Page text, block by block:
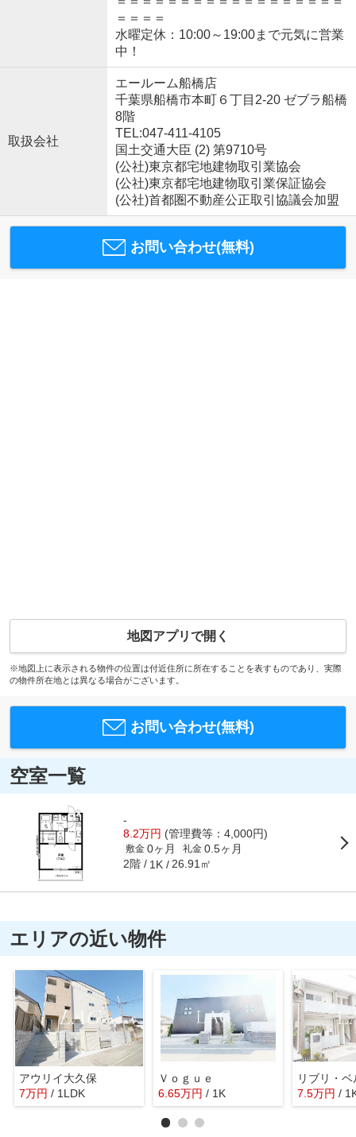
＝＝＝＝
水曜定休：10:00～19:00まで元気に営業
中！
取扱会社
エールーム船橋店
千葉県船橋市本町６丁目2-20 ゼブラ船橋
8階
TEL:047-411-4105
国土交通大臣 (2) 第9710号
(公社)東京都宅地建物取引業協会
(公社)東京都宅地建物取引業保証協会
(公社)首都圏不動産公正取引協議会加盟
お問い合わせ(無料)
地図アプリで開く
※地図上に表示される物件の位置は付近住所に所在することを表すものであり、実際
の物件所在地とは異なる場合がございます。
お問い合わせ(無料)
空室一覧
-
8.2万円 (管理費等：4,000円)
敷金 0ヶ月 礼金 0.5ヶ月
2階 1K 26.91㎡
エリアの近い物件
アウリイ大久保
7万円 / 1LDK
Ｖｏｇｕｅ
6.65万円 / 1K 7.5万円 /